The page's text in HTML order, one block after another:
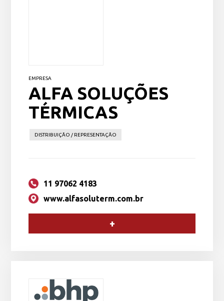
EMPRESA
ALFA SOLUÇÕES
TÉRMICAS
DISTRIBUIÇÃO / REPRESENTAÇÃO
11 97062 4183
www.alfasoluterm.com.br
+